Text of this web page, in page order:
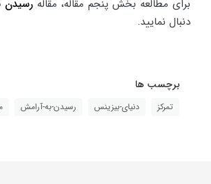
برای مطالعه بخش پنجم مقاله، مقاله رسیدن
دنبال نمایید.
برچسب ها
تمرکز دنیای-بیزینس رسیدن-به-آرامش